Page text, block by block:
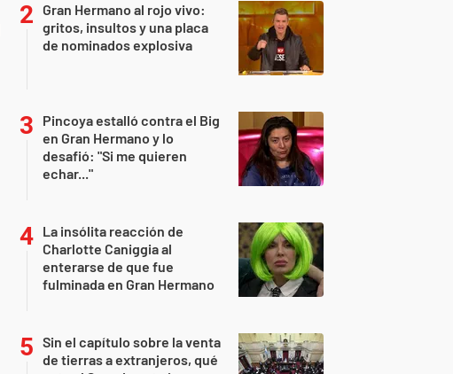
Gran Hermano al rojo vivo:
gritos, insultos y una placa
de nominados explosiva
Pincoya estalló contra el Big
en Gran Hermano y lo
desafió: "Si me quieren
echar..."
La insólita reacción de
Charlotte Caniggia al
enterarse de que fue
fulminada en Gran Hermano
Sin el capítulo sobre la venta
de tierras a extranjeros, qué